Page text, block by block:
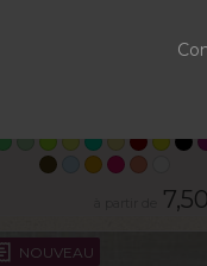
7,50
NOUVEAU